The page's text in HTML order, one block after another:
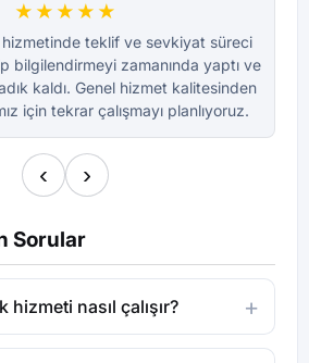
★★★★★
hizmetinde teklif ve sevkiyat süreci
bilgilendirmeyi zamanında yaptı ve
kaldı. Genel hizmet kalitesinden
için tekrar çalışmayı planlıyoruz.
‹ ›
Sorular
hizmeti nasıl çalışır?